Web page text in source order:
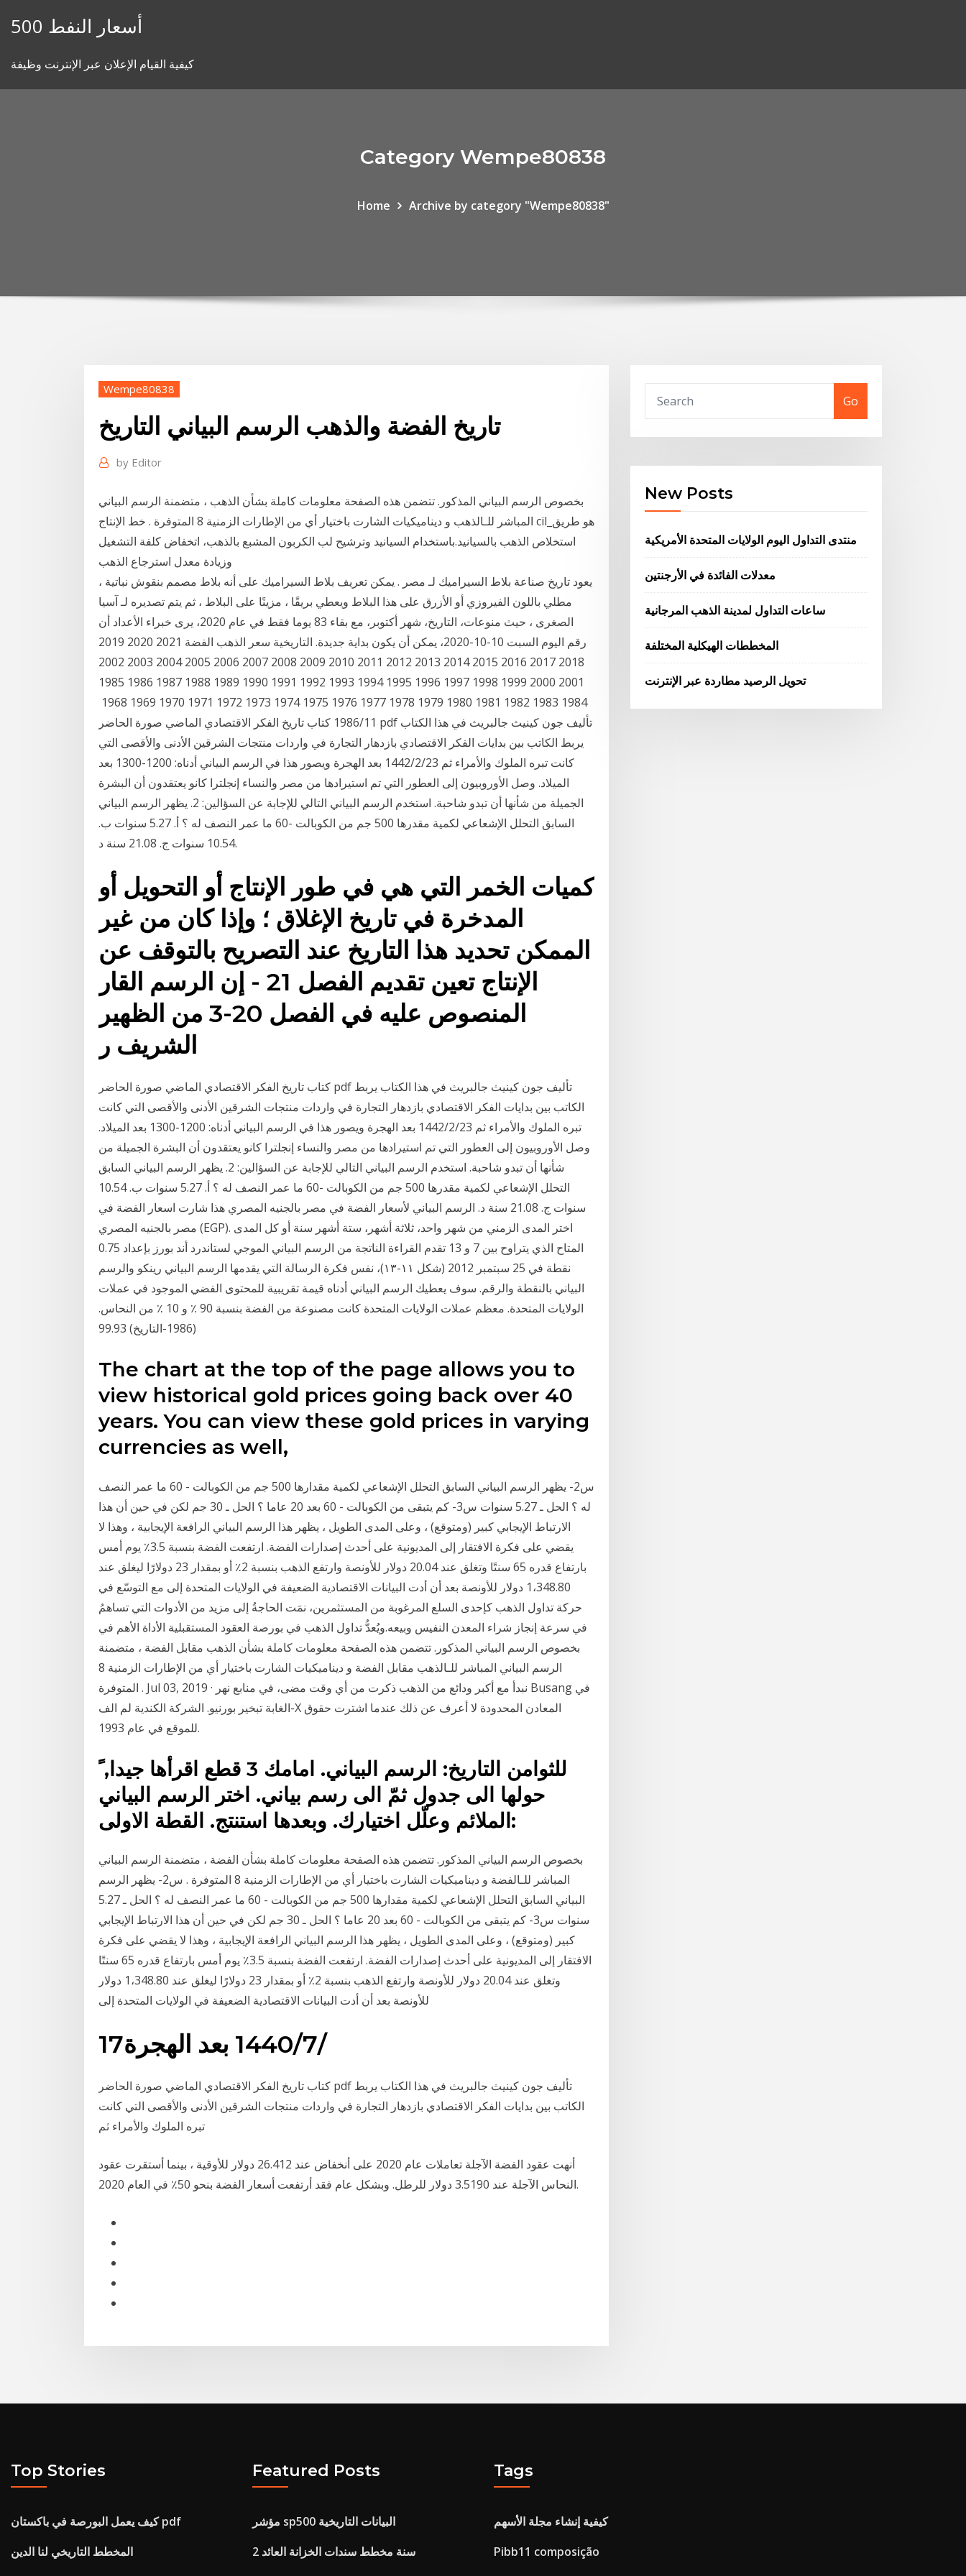
أسعار النفط 500
كيفية القيام الإعلان عبر الإنترنت وظيفة
Category Wempe80838
Home Archive by category "Wempe80838"
Wempe80838
تاريخ الفضة والذهب الرسم البياني التاريخ
by Editor
بخصوص الرسم البياني المذكور. تتضمن هذه الصفحة معلومات كاملة بشأن الذهب ، متضمنة الرسم البياني
المباشر للـالذهب و ديناميكيات الشارت باختيار أي من الإطارات الزمنية 8 المتوفرة . خط الإنتاج cil_هو طريق
استخلاص الذهب بالسيانيد.باستخدام السيانيد وترشيح لب الكربون المشبع بالذهب، اتخفاض كلفة التشغيل
وزيادة معدل استرجاع الذهب
يعود تاريخ صناعة بلاط السيراميك لـ مصر . يمكن تعريف بلاط السيراميك على أنه بلاط مصمم بنقوش نباتية ،
مطلي باللون الفيروزي أو الأزرق على هذا البلاط ويعطي بريقًا ، مزينًا على البلاط ، ثم يتم تصديره لـ آسيا
الصغرى ، حيث منوعات، التاريخ، شهر أكتوبر، مع بقاء 83 يوما فقط في عام 2020، يرى خبراء الأعداد أن
رقم اليوم السبت 10-10-2020، يمكن أن يكون بداية جديدة. التاريخية سعر الذهب الفضة 2021 2020 2019
2018 2017 2016 2015 2014 2013 2012 2011 2010 2009 2008 2007 2006 2005 2004 2003 2002
2001 2000 1999 1998 1997 1996 1995 1994 1993 1992 1991 1990 1989 1988 1987 1986 1985
1986/11 كتاب تاريخ الفكر الاقتصادي الماضي صورة الحاضر pdf تأليف جون كينيث جالبريث في هذا الكتاب
يربط الكاتب بين بدايات الفكر الاقتصادي بازدهار التجارة في واردات منتجات الشرقين الأدنى والأقصى التي
كانت تبره الملوك والأمراء ثم 23‏‏/2‏‏/1442 بعد الهجرة ويصور هذا في الرسم البياني أدناه: 1200-1300 بعد
الميلاد. وصل الأوروبيون إلى العطور التي تم استيرادها من مصر والنساء إنجلترا كانو يعتقدون أن البشرة
الجميلة من شأنها أن تبدو شاحبة. استخدم الرسم البياني التالي للإجابة عن السؤالين: 2. يظهر الرسم البياني
السابق التحلل الإشعاعي لكمية مقدرها 500 جم من الكوبالت -60 ما عمر النصف له ؟ أ. 5.27 سنوات ب.
10.54 سنوات ج. 21.08 سنة د.
كميات الخمر التي هي في طور الإنتاج أو التحويل أو
المدخرة في تاريخ الإغلاق ؛ وإذا كان من غير
الممكن تحديد هذا التاريخ عند التصريح بالتوقف عن
الإنتاج تعين تقديم الفصل 21 - إن الرسم القار
المنصوص عليه في الفصل 20-3 من الظهير
الشريف ر
كتاب تاريخ الفكر الاقتصادي الماضي صورة الحاضر pdf تأليف جون كينيث جالبريث في هذا الكتاب يربط
الكاتب بين بدايات الفكر الاقتصادي بازدهار التجارة في واردات منتجات الشرقين الأدنى والأقصى التي كانت
تبره الملوك والأمراء ثم 23‏‏/2‏‏/1442 بعد الهجرة ويصور هذا في الرسم البياني أدناه: 1200-1300 بعد الميلاد.
وصل الأوروبيون إلى العطور التي تم استيرادها من مصر والنساء إنجلترا كانو يعتقدون أن البشرة الجميلة من
شأنها أن تبدو شاحبة. استخدم الرسم البياني التالي للإجابة عن السؤالين: 2. يظهر الرسم البياني السابق
التحلل الإشعاعي لكمية مقدرها 500 جم من الكوبالت -60 ما عمر النصف له ؟ أ. 5.27 سنوات ب. 10.54
سنوات ج. 21.08 سنة د. الرسم البياني لأسعار الفضة في مصر بالجنيه المصري هذا شارت اسعار الفضة في
مصر بالجنيه المصري (EGP). اختر المدى الزمني من شهر واحد، ثلاثة أشهر، ستة أشهر سنة أو كل المدى
المتاح الذي يتراوح بين 7 و 13 تقدم القراءة الناتجة من الرسم البياني الموجي لستاندرد أند بورز بإعداد 0.75
نقطة في 25 سبتمبر 2012 (شكل ١١-١٣)، نفس فكرة الرسالة التي يقدمها الرسم البياني رينكو والرسم
البياني بالنقطة والرقم. سوف يعطيك الرسم البياني أدناه قيمة تقريبية للمحتوى الفضي الموجود في عملات
الولايات المتحدة. معظم عملات الولايات المتحدة كانت مصنوعة من الفضة بنسبة 90 ٪ و 10 ٪ من النحاس.
(1986-التاريخ) 99.93
The chart at the top of the page allows you to
view historical gold prices going back over 40
years. You can view these gold prices in varying
currencies as well,
س2- يظهر الرسم البياني السابق التحلل الإشعاعي لكمية مقدارها 500 جم من الكوبالت - 60 ما عمر النصف
له ؟ الحل ـ 5.27 سنوات س3- كم يتبقى من الكوبالت - 60 بعد 20 عاما ؟ الحل ـ 30 جم لكن في حين أن هذا
الارتباط الإيجابي كبير (ومتوقع) ، وعلى المدى الطويل ، يظهر هذا الرسم البياني الرافعة الإيجابية ، وهذا لا
يقضي على فكرة الافتقار إلى المديونية على أحدث إصدارات الفضة. ارتفعت الفضة بنسبة 3.5٪ يوم أمس
بارتفاع قدره 65 سنتًا وتغلق عند 20.04 دولار للأونصة وارتفع الذهب بنسبة 2٪ أو بمقدار 23 دولارًا ليغلق عند
1،348.80 دولار للأونصة بعد أن أدت البيانات الاقتصادية الضعيفة في الولايات المتحدة إلى مع التوسّع في
حركة تداول الذهب كإحدى السلع المرغوبة من المستثمرين، نمَت الحاجةُ إلى مزيد من الأدوات التي تساهمُ
في سرعة إنجاز شراء المعدن النفيس وبيعه.ويُعدُّ تداول الذهب في بورصة العقود المستقبلية الأداة الأهم في
بخصوص الرسم البياني المذكور. تتضمن هذه الصفحة معلومات كاملة بشأن الذهب مقابل الفضة ، متضمنة
الرسم البياني المباشر للـالذهب مقابل الفضة و ديناميكيات الشارت باختيار أي من الإطارات الزمنية 8
المتوفرة . Jul 03, 2019 · نبدأ مع أكبر ودائع من الذهب ذكرت من أي وقت مضى، في منابع نهر Busang في
الغابة تبخير بورنيو. الشركة الكندية لم الف-X المعادن المحدودة لا أعرف عن ذلك عندما اشترت حقوق
للموقع في عام 1993.
للثوامن التاريخ: الرسم البياني. امامك 3 قطع اقرأها جيدا, ً
حولها الى جدول ثمّ الى رسم بياني. اختر الرسم البياني
الملائم وعلّل اختيارك. وبعدها استنتج. القطة الاولى:
بخصوص الرسم البياني المذكور. تتضمن هذه الصفحة معلومات كاملة بشأن الفضة ، متضمنة الرسم البياني
المباشر للـالفضة و ديناميكيات الشارت باختيار أي من الإطارات الزمنية 8 المتوفرة . س2- يظهر الرسم
البياني السابق التحلل الإشعاعي لكمية مقدارها 500 جم من الكوبالت - 60 ما عمر النصف له ؟ الحل ـ 5.27
سنوات س3- كم يتبقى من الكوبالت - 60 بعد 20 عاما ؟ الحل ـ 30 جم لكن في حين أن هذا الارتباط الإيجابي
كبير (ومتوقع) ، وعلى المدى الطويل ، يظهر هذا الرسم البياني الرافعة الإيجابية ، وهذا لا يقضي على فكرة
الافتقار إلى المديونية على أحدث إصدارات الفضة. ارتفعت الفضة بنسبة 3.5٪ يوم أمس بارتفاع قدره 65 سنتًا
وتغلق عند 20.04 دولار للأونصة وارتفع الذهب بنسبة 2٪ أو بمقدار 23 دولارًا ليغلق عند 1،348.80 دولار
للأونصة بعد أن أدت البيانات الاقتصادية الضعيفة في الولايات المتحدة إلى
17‏‏/7‏‏/1440 بعد الهجرة
كتاب تاريخ الفكر الاقتصادي الماضي صورة الحاضر pdf تأليف جون كينيث جالبريث في هذا الكتاب يربط
الكاتب بين بدايات الفكر الاقتصادي بازدهار التجارة في واردات منتجات الشرقين الأدنى والأقصى التي كانت
تبره الملوك والأمراء ثم
أنهت عقود الفضة الآجلة تعاملات عام 2020 على أنخفاض عند 26.412 دولار للأوقية ، بينما أستقرت عقود
النحاس الآجلة عند 3.5190 دولار للرطل. وبشكل عام فقد أرتفعت أسعار الفضة بنحو 50٪ في العام 2020.
Go
New Posts
منتدى التداول اليوم الولايات المتحدة الأمريكية
معدلات الفائدة في الأرجنتين
ساعات التداول لمدينة الذهب المرجانية
المخططات الهيكلية المختلفة
تحويل الرصيد مطاردة عبر الإنترنت
Top Stories
كيف يعمل البورصة في باكستان pdf
المخطط التاريخي لنا الدين
Featured Posts
مؤشر sp500 البيانات التاريخية
2 سنة مخطط سندات الخزانة العائد
Tags
كيفية إنشاء مجلة الأسهم
Pibb11 composição